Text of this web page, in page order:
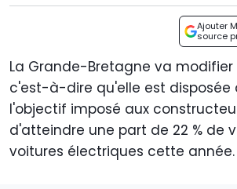
Ajouter
source
La Grande-Bretagne va modifier
c'est-à-dire qu'elle est disposée
l'objectif imposé aux
d'atteindre une part de 22 % de
voitures électriques cette année.